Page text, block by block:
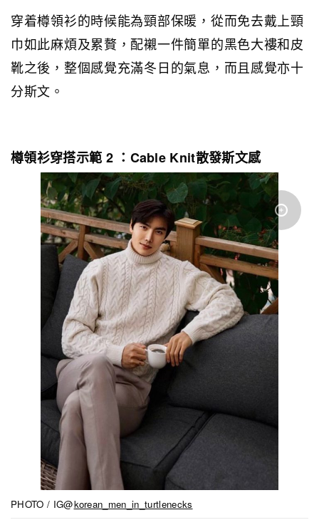
穿着樽領衫的時候能為頸部保暖，從而免去戴上頸
巾如此麻煩及累贅，配襯一件簡單的黑色大褸和皮
靴之後，整個感覺充滿冬日的氣息，而且感覺亦十
分斯文。
樽領衫穿搭示範 2 ：Cable Knit散發斯文感
PHOTO / IG@korean_men_in_turtlenecks